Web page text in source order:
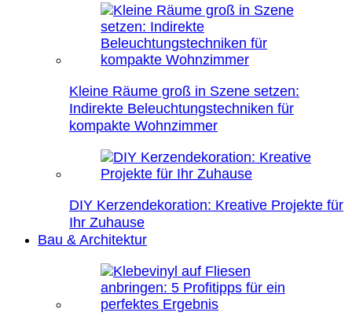
Kleine Räume groß in Szene setzen:
Indirekte Beleuchtungstechniken für
kompakte Wohnzimmer
DIY Kerzendekoration: Kreative Projekte für
Ihr Zuhause
Bau & Architektur